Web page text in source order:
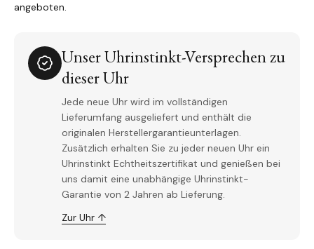
angeboten.
Unser Uhrinstinkt-Versprechen zu
dieser Uhr
Jede neue Uhr wird im vollständigen
Lieferumfang ausgeliefert und enthält die
originalen Herstellergarantieunterlagen.
Zusätzlich erhalten Sie zu jeder neuen Uhr ein
Uhrinstinkt Echtheitszertifikat und genießen bei
uns damit eine unabhängige Uhrinstinkt-
Garantie von 2 Jahren ab Lieferung.
Zur Uhr ↑